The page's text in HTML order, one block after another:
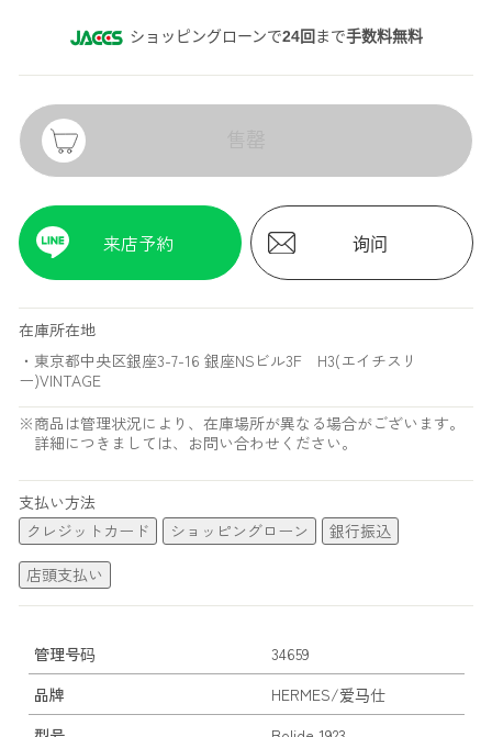
ショッピングローンで24回 まで手数料無料
来店予約 询问
在庫所在地
・東京都中央区銀座3-7-16 銀座NSビル3F H3(エイチスリ
ー)VINTAGE
※商品は管理状況により、在庫場所が異なる場合がございます。
詳細につきましては、お問い合わせください。
支払い方法
クレジットカード
ショッピングローン
銀行振込
店頭支払い
管理号码
34659
品牌
HERMES/爱马仕